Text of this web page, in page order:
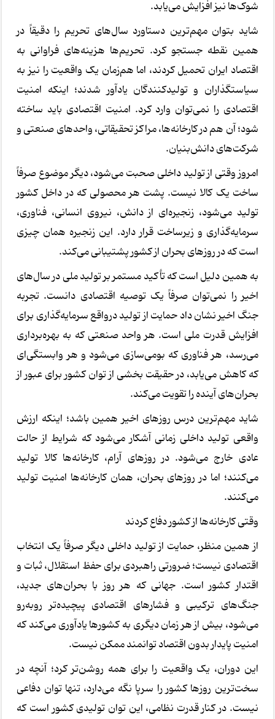
شوک‌ها نیز افزایش می‌یابد.
شاید بتوان مهم‌ترین دستاورد سال‌های تحریم را دقیقاً در
همین نقطه جستجو کرد. تحریم‌ها هزینه‌های فراوانی به
اقتصاد ایران تحمیل کردند، اما هم‌زمان یک واقعیت را نیز به
سیاستگذاران و تولیدکنندگان یادآور شدند؛ اینکه امنیت
اقتصادی را نمی‌توان وارد کرد. امنیت اقتصادی باید ساخته
شود؛ آن هم در کارخانه‌ها، مراکز تحقیقاتی، واحدهای صنعتی و
شرکت‌های دانش‌بنیان.
امروز وقتی از تولید داخلی صحبت می‌شود، دیگر موضوع صرفاً
ساخت یک کالا نیست. پشت هر محصولی که در داخل کشور
تولید می‌شود، زنجیره‌ای از دانش، نیروی انسانی، فناوری،
سرمایه‌گذاری و زیرساخت قرار دارد. این زنجیره همان چیزی
است که در روزهای بحران از کشور پشتیبانی می‌کند.
به همین دلیل است که تأکید مستمر بر تولید ملی در سال‌های
اخیر را نمی‌توان صرفاً یک توصیه اقتصادی دانست. تجربه
جنگ اخیر نشان داد حمایت از تولید درواقع سرمایه‌گذاری برای
افزایش قدرت ملی است. هر واحد صنعتی که به بهره‌برداری
می‌رسد، هر فناوری که بومی‌سازی می‌شود و هر وابستگی‌ای
که کاهش می‌یابد، در حقیقت بخشی از توان کشور برای عبور از
بحران‌های آینده را تقویت می‌کند.
شاید مهم‌ترین درس روزهای اخیر همین باشد؛ اینکه ارزش
واقعی تولید داخلی زمانی آشکار می‌شود که شرایط از حالت
عادی خارج می‌شود. در روزهای آرام، کارخانه‌ها کالا تولید
می‌کنند؛ اما در روزهای بحران، همان کارخانه‌ها امنیت تولید
می‌کنند.
وقتی کارخانه‌ها از کشور دفاع کردند
از همین منظر، حمایت از تولید داخلی دیگر صرفاً یک انتخاب
اقتصادی نیست؛ ضرورتی راهبردی برای حفظ استقلال، ثبات و
اقتدار کشور است. جهانی که هر روز با بحران‌های جدید،
جنگ‌های ترکیبی و فشارهای اقتصادی پیچیده‌تر روبه‌رو
می‌شود، بیش از هر زمان دیگری به کشورها یادآوری می‌کند که
امنیت پایدار بدون اقتصاد توانمند ممکن نیست.
این دوران، یک واقعیت را برای همه روشن‌تر کرد؛ آنچه در
سخت‌ترین روزها کشور را سرپا نگه می‌دارد، تنها توان دفاعی
نیست. در کنار قدرت نظامی، این توان تولیدی کشور است که